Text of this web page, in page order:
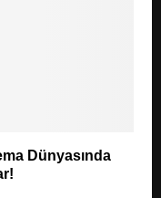
Dünyasında